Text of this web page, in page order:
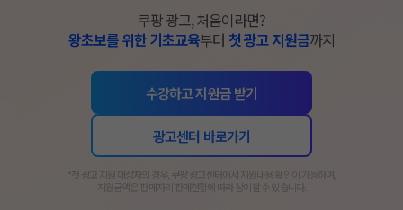
쿠팡 광고, 처음이라면?
왕초보를 위한 기초교육부터 첫 광고 지원금까지
수강하고 지원금 받기
광고센터 바로가기
​*첫 광고 지원 대상자의 경우, 쿠팡 광고센터에서 지원내용 확인이 가능하며,
지원금액은 판매자의 판매현황에 따라 상이할 수 있습니다.​